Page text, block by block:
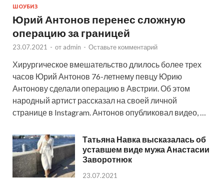
ШОУБИЗ
Юрий Антонов перенес сложную
операцию за границей
23.07.2021 - от admin - Оставьте комментарий
Хирургическое вмешательство длилось более трех
часов Юрий Антонов 76-летнему певцу Юрию
Антонову сделали операцию в Австрии. Об этом
народный артист рассказал на своей личной
странице в Instagram. Антонов опубликовал видео, …
Татьяна Навка высказалась об
уставшем виде мужа Анастасии
Заворотнюк
23.07.2021